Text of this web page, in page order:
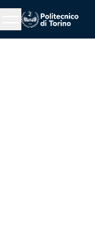
Menu button